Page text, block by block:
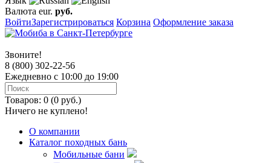
Валюта eur. руб.
ВойтиЗарегистрироваться Корзина Оформление заказа
Звоните!
8 (800) 302-22-56
Ежедневно с 10:00 до 19:00
Товаров: 0 (0 руб.)
Ничего не куплено!
О компании
Каталог походных бань
Мобильные бани